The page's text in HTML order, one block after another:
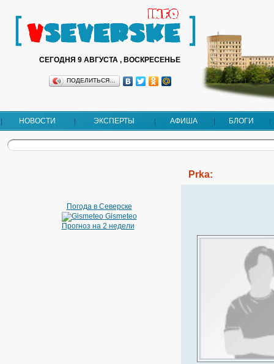
СЕГОДНЯ 9 АВГУСТА , ВОСКРЕСЕНЬЕ
ПОДЕЛИТЬСЯ…
НОВОСТИ ЭКСПЕРТЫ АФИША БЛОГИ
Погода в Северске
Gismeteo
Прогноз на 2 недели
Prka: